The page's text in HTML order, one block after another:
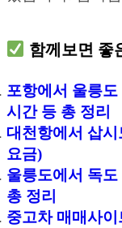
함께보면 좋
포항에서 울릉
시간 등 총 정리
대천항에서 삽
요금)
울릉도에서 독
총 정리
중고차 매매사